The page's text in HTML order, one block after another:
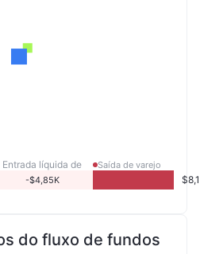
Entrada líquida de
varejo
-$4,85K
Saída de varejo
do fluxo de fundos